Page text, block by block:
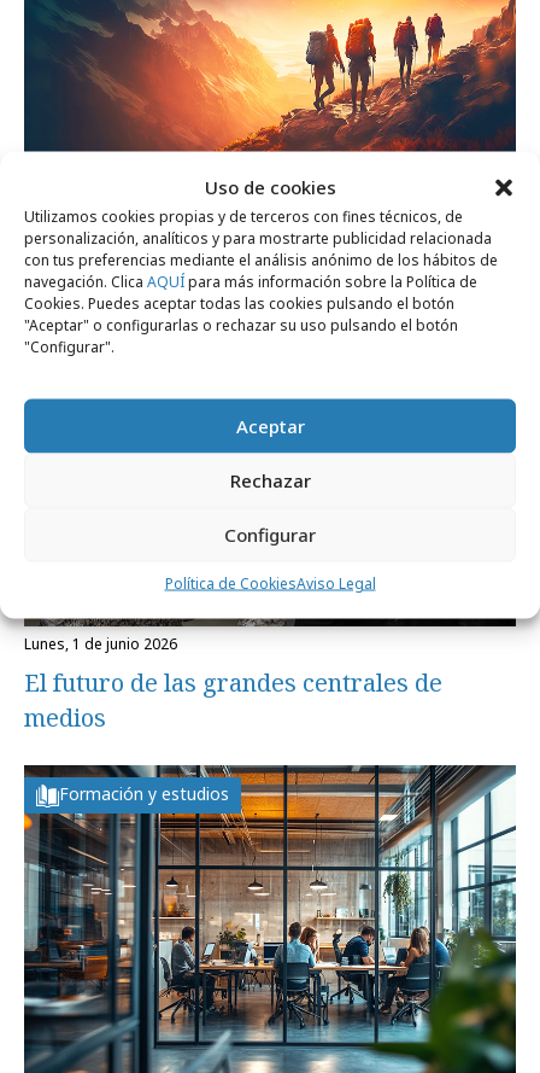
Uso de cookies
Utilizamos cookies propias y de terceros con fines técnicos, de
personalización, analíticos y para mostrarte publicidad relacionada
con tus preferencias mediante el análisis anónimo de los hábitos de
navegación. Clica AQUÍpara más información sobre la Política de
Cookies. Puedes aceptar todas las cookies pulsando el botón
"Aceptar" o configurarlas o rechazar su uso pulsando el botón
"Configurar".
Aceptar
Rechazar
Configurar
Política de CookiesAviso Legal
Las agencias creativas y de medios más
atractivas para trabajar
Profesionales
lunes, 1 de junio 2026
El futuro de las grandes centrales de
medios
Formación y estudios